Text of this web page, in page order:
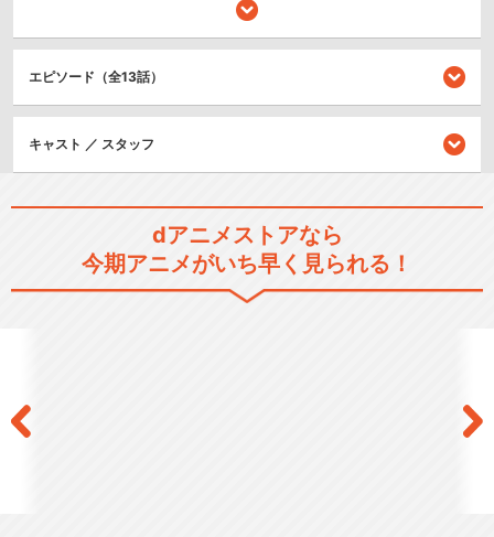
ドキドキなステージ！みんなと一緒なら、どんな夢だって撃ち抜ける！
ドラマ/青春
BanG Dream! 2nd Season
エピソード（全13話）
キャスト ／ スタッフ
dアニメストアなら
今期アニメがいち早く見られる！